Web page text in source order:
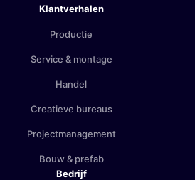
Klantverhalen
Productie
Service & montage
Handel
Creatieve bureaus
Projectmanagement
Bouw & prefab
Bedrijf